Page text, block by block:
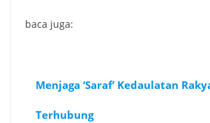
baca juga:
Menjaga ‘Saraf’ Kedaulatan
Terhubung